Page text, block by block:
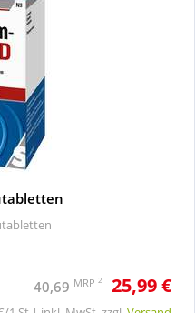
40,69 MRP 2 25,99 €